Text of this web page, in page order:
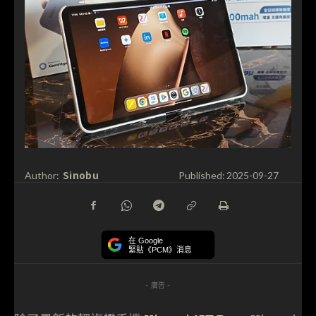
Author: Sinobu Published: 2025-09-27
在 Google
緊貼《PCM》消息
- 廣告 -